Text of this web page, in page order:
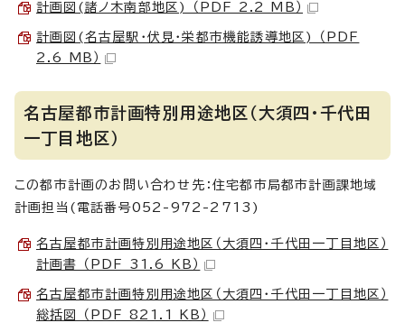
計画図(諸ノ木南部地区) （PDF 2.2 MB）
計画図(名古屋駅・伏見・栄都市機能誘導地区) （PDF
2.6 MB）
名古屋都市計画特別用途地区（大須四・千代田
一丁目地区）
この都市計画のお問い合わせ先：住宅都市局都市計画課地域
計画担当(電話番号052-972-2713)
名古屋都市計画特別用途地区（大須四・千代田一丁目地区）
計画書 （PDF 31.6 KB）
名古屋都市計画特別用途地区（大須四・千代田一丁目地区）
総括図 （PDF 821.1 KB）